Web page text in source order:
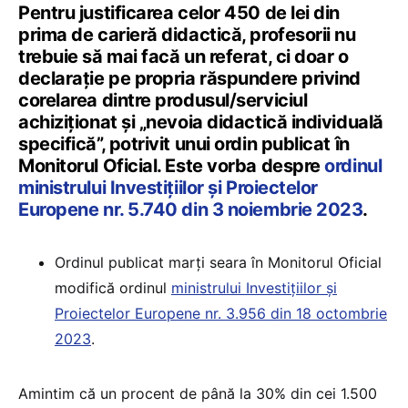
Pentru justificarea celor 450 de lei din
prima de carieră didactică, profesorii nu
trebuie să mai facă un referat, ci doar o
declarație pe propria răspundere privind
corelarea dintre produsul/serviciul
achiziționat și „nevoia didactică individuală
specifică”, potrivit unui ordin publicat în
Monitorul Oficial. Este vorba despreordinul
ministrului Investițiilor și Proiectelor
Europene nr. 5.740 din 3 noiembrie 2023.
Ordinul publicat marți seara în Monitorul Oficial
modifică ordinul ministrului Investițiilor și
Proiectelor Europene nr. 3.956 din 18 octombrie
2023.
Amintim că un procent de până la 30% din cei 1.500